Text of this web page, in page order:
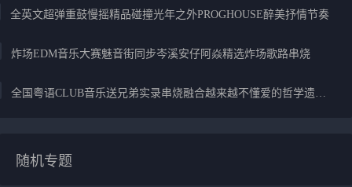
全英文超弹重鼓慢摇精品碰撞光年之外PROGHOUSE醉美抒情节奏
炸场EDM音乐大赛魅音街同步岑溪安仔阿焱精选炸场歌路串烧
全国粤语CLUB音乐送兄弟实录串烧融合越来越不懂爱的哲学遗憾专辑
随机专题